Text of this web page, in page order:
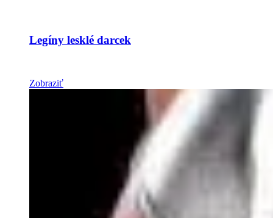
Legíny lesklé darcek
Zobraziť